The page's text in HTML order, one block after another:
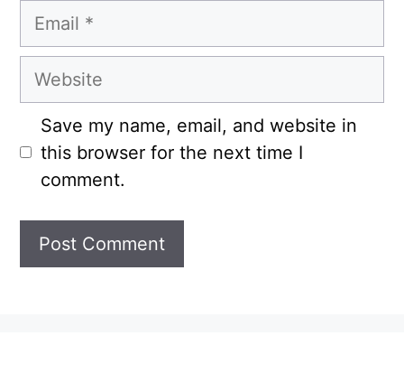
Email
Website
Save my name, email, and website in
this browser for the next time I
comment.